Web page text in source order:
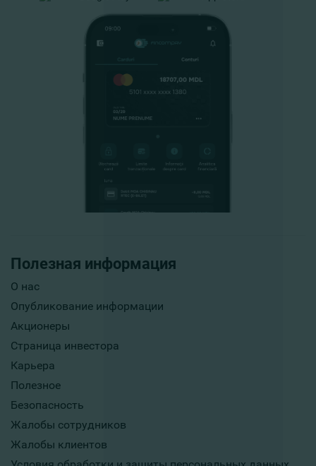
Полезная информация
О нас
Опубликование информации
Акционеры
Страница инвестора
Карьера
Полезное
Безопасность
Жалобы сотрудников
Жалобы клиентов